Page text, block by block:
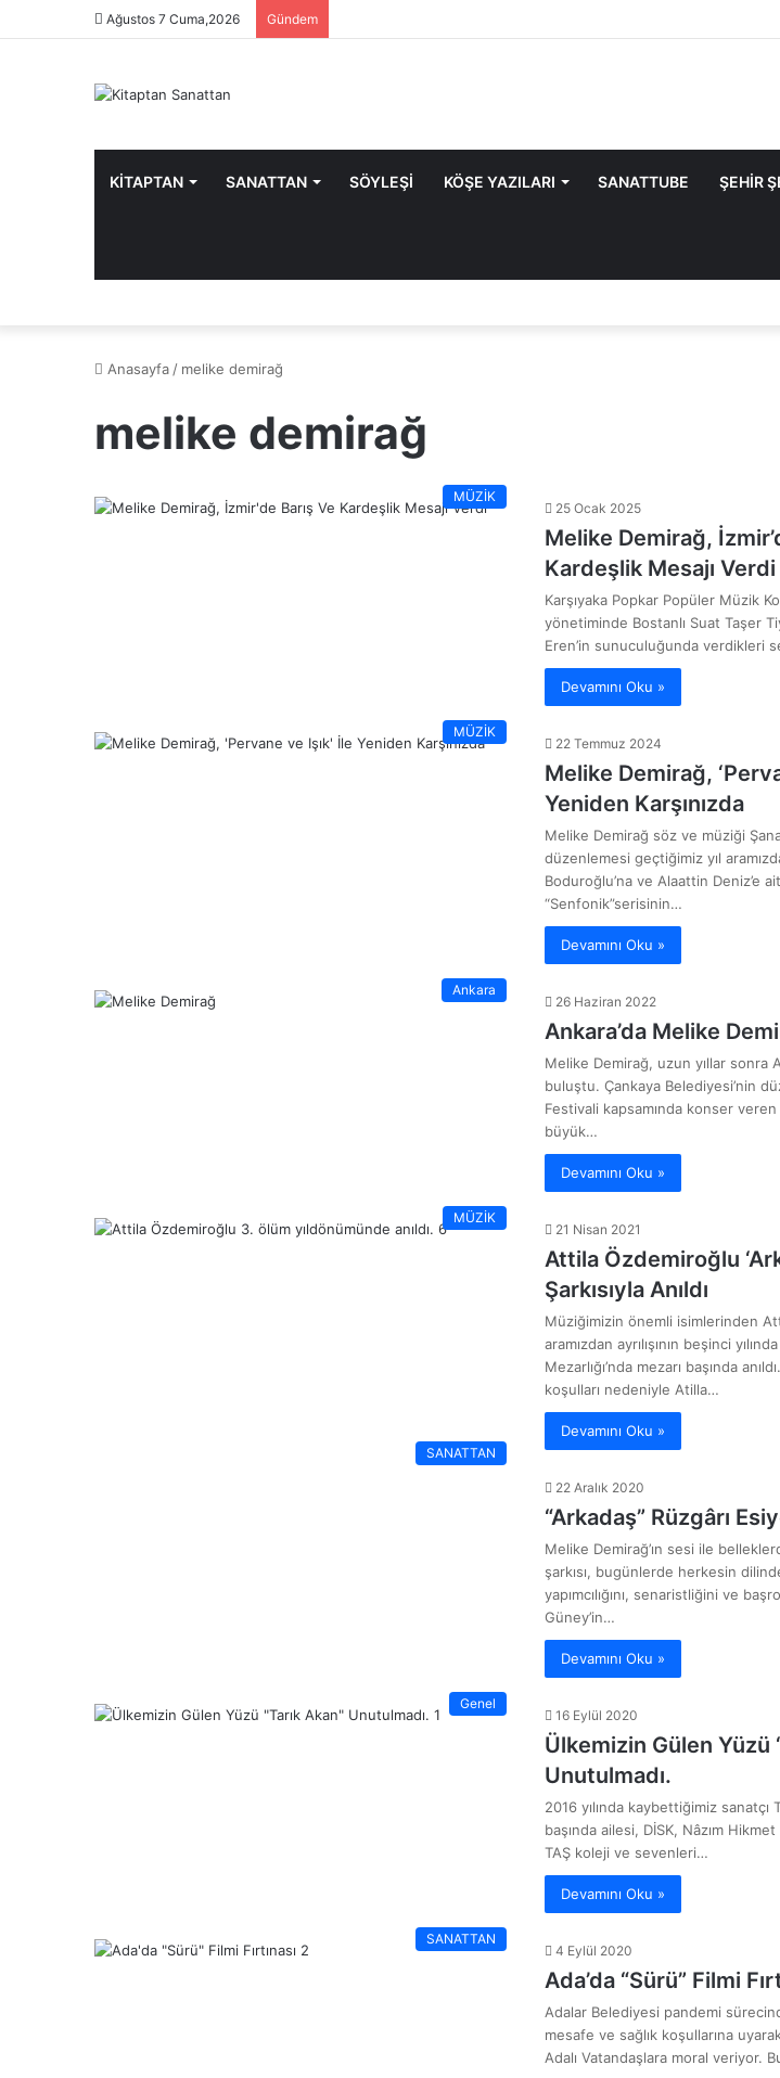
Ağustos 7 Cuma,2026 Gündem
KİTAPTAN SANATTAN SÖYLEŞİ KÖŞE YAZILARI SANATTUBE ŞEHİR
Anasayfa / melike demirağ
melike demirağ
MÜZİK
25 Ocak 2025
Melike Demirağ,
Kardeşlik Mesajı Verdi
Karşıyaka Popkar Popüler Müzik
yönetiminde Bostanlı Suat Taşer
Eren’in sunuculuğunda verdikleri
Devamını Oku »
MÜZİK
22 Temmuz 2024
Melike Demirağ,
Yeniden Karşınızda
Melike Demirağ söz ve müziği
düzenlemesi geçtiğimiz yıl
Boduroğlu’na ve Alaattin Deniz’e
“Senfonik”serisinin…
Devamını Oku »
Ankara
26 Haziran 2022
Ankara’da Melike
Melike Demirağ, uzun yıllar sonra
buluştu. Çankaya Belediyesi’nin
Festivali kapsamında konser veren
büyük…
Devamını Oku »
MÜZİK
21 Nisan 2021
Attila Özdemiroğlu
Şarkısıyla Anıldı
Müziğimizin önemli isimlerinden
aramızdan ayrılışının beşinci
Mezarlığı’nda mezarı başında
koşulları nedeniyle Atilla…
Devamını Oku »
SANATTAN
22 Aralık 2020
“Arkadaş” Rüzgârı
Melike Demirağ’ın sesi ile
şarkısı, bugünlerde herkesin
yapımcılığını, senaristliğini ve
Güney’in…
Devamını Oku »
Genel
16 Eylül 2020
Ülkemizin Gülen Yüzü
Unutulmadı.
2016 yılında kaybettiğimiz sanatçı
başında ailesi, DİSK, Nâzım
TAŞ koleji ve sevenleri…
Devamını Oku »
SANATTAN
4 Eylül 2020
Ada’da “Sürü” Filmi
Adalar Belediyesi pandemi
mesafe ve sağlık koşullarına
Adalı Vatandaşlara moral veriyor.